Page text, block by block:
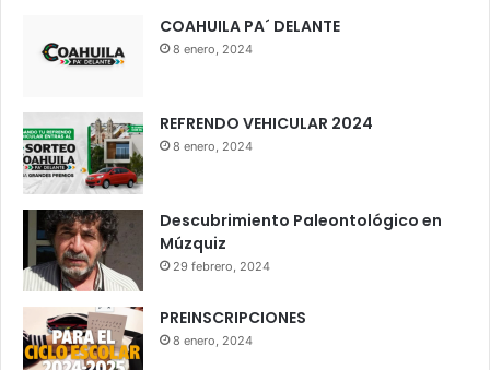
COAHUILA PA´ DELANTE
8 enero, 2024
REFRENDO VEHICULAR 2024
8 enero, 2024
Descubrimiento Paleontológico en
Múzquiz
29 febrero, 2024
PREINSCRIPCIONES
8 enero, 2024